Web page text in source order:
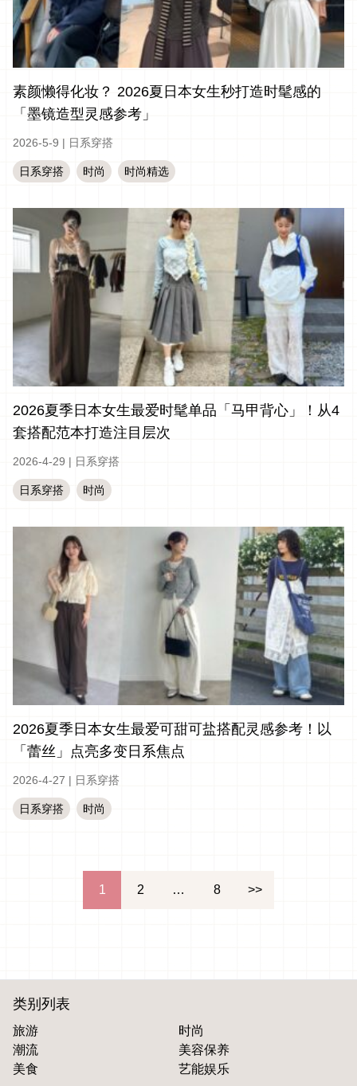
素颜懒得化妆？ 2026夏日本女生秒打造时髦感的
「墨镜造型灵感参考」
2026-5-9 | 日系穿搭
日系穿搭 时尚 时尚精选
2026夏季日本女生最爱时髦单品「马甲背心」！从4
套搭配范本打造注目层次
2026-4-29 | 日系穿搭
日系穿搭 时尚
2026夏季日本女生最爱可甜可盐搭配灵感参考！以
「蕾丝」点亮多变日系焦点
2026-4-27 | 日系穿搭
日系穿搭 时尚
1 2 … 8 >>
类别列表
旅游
时尚
潮流
美容保养
美食
艺能娱乐